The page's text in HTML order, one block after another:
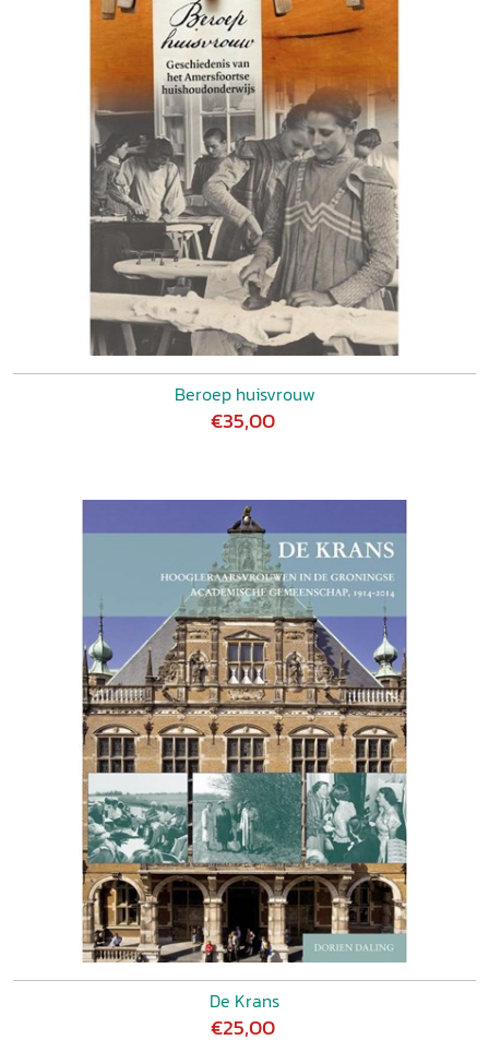
Beroep huisvrouw
€35,00
De Krans
€25,00